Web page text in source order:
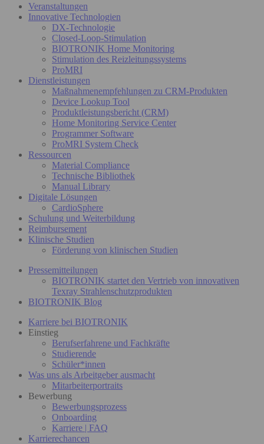
Veranstaltungen
Innovative Technologien
DX-Technologie
Closed-Loop-Stimulation
BIOTRONIK Home Monitoring
Stimulation des Reizleitungssystems
ProMRI
Dienstleistungen
Maßnahmenempfehlungen zu CRM-Produkten
Device Lookup Tool
Produktleistungsbericht (CRM)
Home Monitoring Service Center
Programmer Software
ProMRI System Check
Ressourcen
Material Compliance
Technische Bibliothek
Manual Library
Digitale Lösungen
CardioSphere
Schulung und Weiterbildung
Reimbursement
Klinische Studien
Förderung von klinischen Studien
Pressemitteilungen
BIOTRONIK startet den Vertrieb von innovativen
Texray Strahlenschutzprodukten
BIOTRONIK Blog
Karriere bei BIOTRONIK
Einstieg
Berufserfahrene und Fachkräfte
Studierende
Schüler*innen
Was uns als Arbeitgeber ausmacht
Mitarbeiterportraits
Bewerbung
Bewerbungsprozess
Onboarding
Karriere | FAQ
Karrierechancen